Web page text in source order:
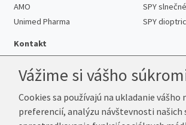
AMO
Unimed Pharma
SPY slnečné
SPY
Kontakt
Telefón:+421 222 205 863
E-mail:info@k-sosovky.sk
Vážime si vášho
Cookies sa používajú na ukladanie vášho
preferencií, analýzu návštevnosti našich